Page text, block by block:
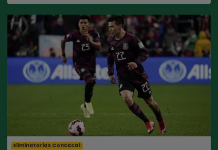
Eliminatorias Concacaf